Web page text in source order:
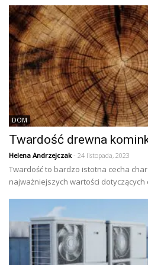
DOM
Twardość drewna
Helena Andrzejczak- 24 listopada, 2023
Twardość to bardzo istotna cecha
najważniejszych wartości